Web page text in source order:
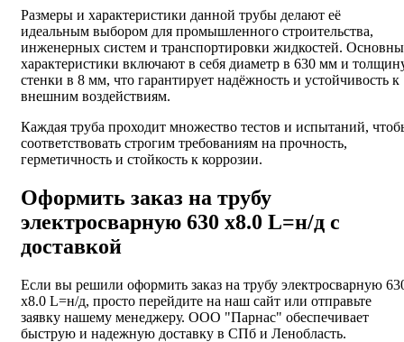
Размеры и характеристики данной трубы делают её
идеальным выбором для промышленного строительства,
инженерных систем и транспортировки жидкостей.
характеристики включают в себя диаметр в 630 мм и
стенки в 8 мм, что гарантирует надёжность и устойчивость к
внешним воздействиям.
Каждая труба проходит множество тестов и испытаний,
соответствовать строгим требованиям на прочность,
герметичность и стойкость к коррозии.
Оформить заказ на трубу
электросварную 630 х8.0 L=н/д с
доставкой
Если вы решили оформить заказ на трубу электросварную
х8.0 L=н/д, просто перейдите на наш сайт или отправьте
заявку нашему менеджеру. ООО "Парнас" обеспечивает
быструю и надежную доставку в СПб и Ленобласть.